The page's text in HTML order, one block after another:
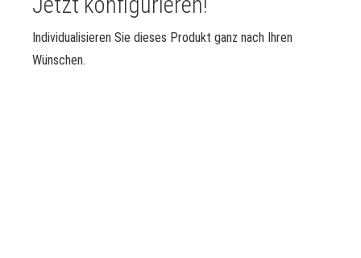
Individualisieren Sie dieses Produkt ganz nach Ihren
Wünschen.